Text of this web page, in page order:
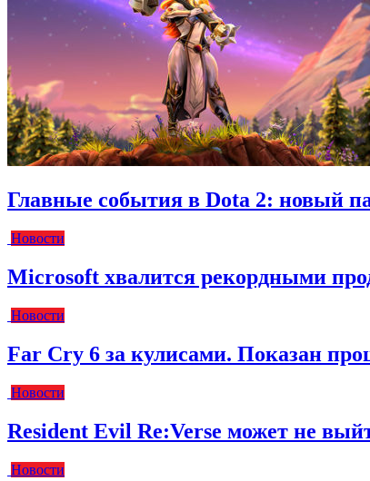
Главные события в Dota 2: новый
Новости
Microsoft хвалится рекордными
Новости
Far Cry 6 за кулисами. Показан
Новости
Resident Evil Re:Verse может не
Новости